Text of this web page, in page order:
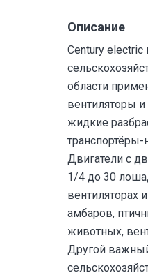
Описание
Century electric
области
вентиляторы
жидкие
транспортёры-
Двигатели с
1/4 до 30
вентиляторах
амбаров,
животных,
Другой